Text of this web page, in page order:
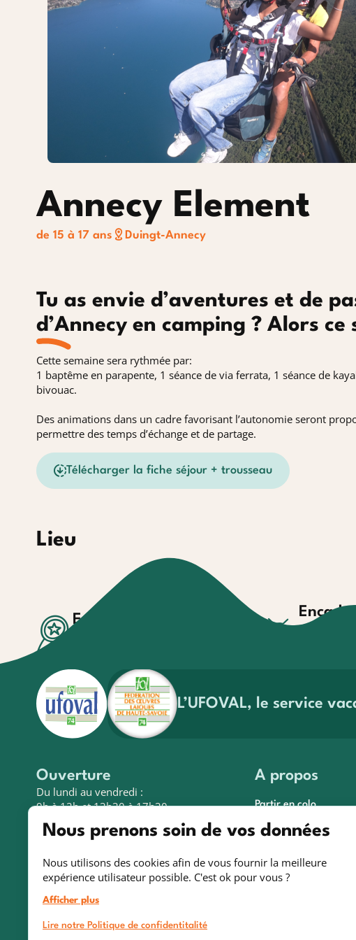
Courchevel 1850
Annecy Element
de 15 à 17 ans Duingt-Annecy
Tu as envie d’aventures et de
d’Annecy en camping ? Alors
Cette semaine sera rythmée par:
1 baptême en parapente, 1 séance de via ferrata, 1 séance de
bivouac.
Des animations dans un cadre favorisant l’autonomie seront
permettre des temps d’échange et de partage.
Télécharger la fiche séjour + trousseau
Lieu
Engagement
L’UFOVAL, le service
Ouverture
Du lundi au vendredi :
9h à 12h et 13h30 à 17h30
3 avenue de la Plaine
BP 340
74008 ANNECY Cedex
A propos
Partir en colo
Actualités & conseils
Contact
Nous prenons soin de vos données
Nous utilisons des cookies afin de vous fournir la meilleure
expérience utilisateur possible. C'est ok pour vous ?
Afficher plus
Lire notre Politique de confidentitalité